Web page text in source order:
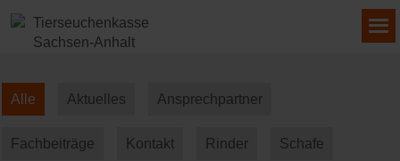
Alle Aktuelles Ansprechpartner
Fachbeiträge Kontakt Rinder Schafe